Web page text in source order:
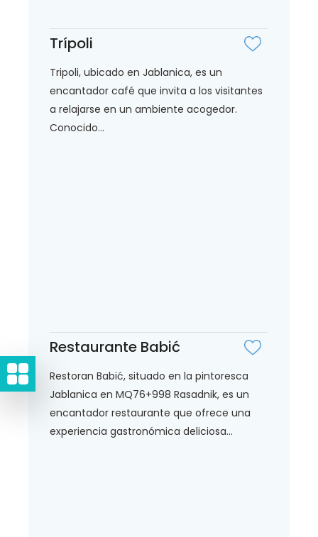
Trípoli
Tripoli, ubicado en Jablanica, es un
encantador café que invita a los visitantes
a relajarse en un ambiente acogedor.
Conocido...
Restaurante Babić
Restoran Babić, situado en la pintoresca
Jablanica en MQ76+998 Rasadnik, es un
encantador restaurante que ofrece una
experiencia gastronómica deliciosa...